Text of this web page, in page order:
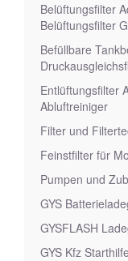
Belüftungsfilter
Belüftungsfilter
Befüllbare
Entlüftungsfilter
Abluftreiniger
Filter und
Feinstfilter für
Pumpen und
GYS
GYSFLASH
GYS Kfz